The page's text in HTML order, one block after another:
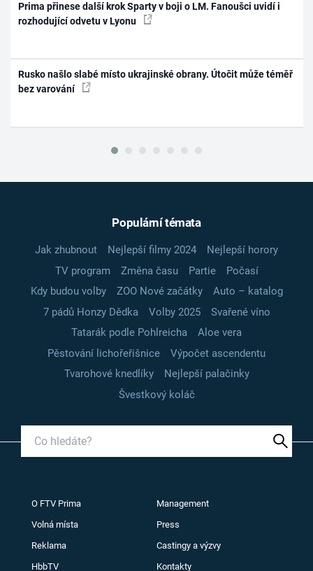
Prima přinese další krok Sparty v boji o LM. Fanoušci uvidí i
rozhodující odvetu v Lyonu
Rusko našlo slabé místo ukrajinské obrany. Útočit může téměř
bez varování
Populární témata
Jak zhubnout Nejlepší filmy 2024
Nejlepší horory
TV program
Změna času Partie
Počasí
Kdy budou volby
ZOO Nové začátky
Auto – katalog
7 pádů Honzy Dědka
Volby 2025
Svařené víno
Tatarák podle Pohlreicha
Aloe vera
Pěstování lichořeřišnice
Výpočet ascendentu
Tvarohové knedlíky
Nejlepší palačinky
Švestkový koláč
O FTV Prima Management
Volná místa Press
Reklama Castingy a výzvy
HbbTV Kontakty